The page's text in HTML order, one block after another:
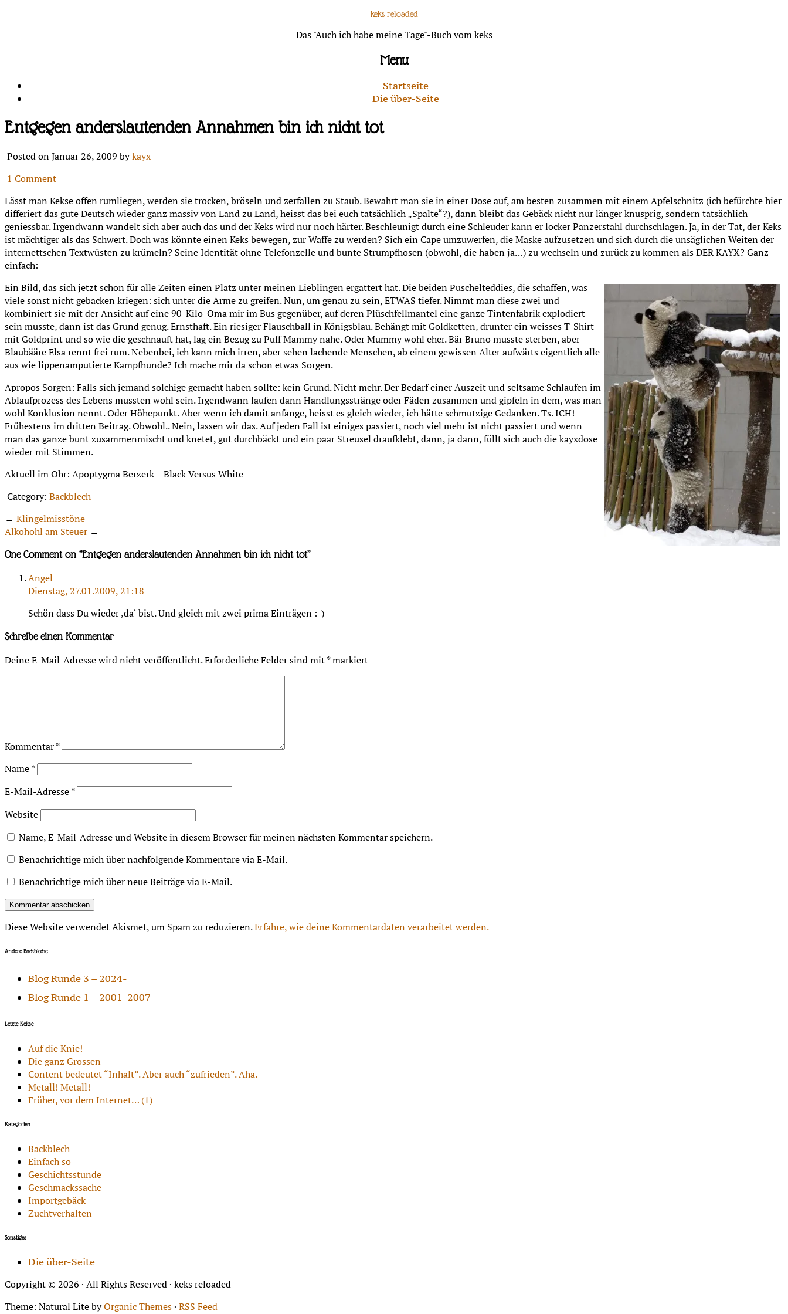
keks reloaded
Das "Auch ich habe meine Tage"-Buch vom keks
Menu
Startseite
Die über-Seite
Entgegen anderslautenden Annahmen bin ich nicht tot
Posted on Januar 26, 2009 bykayx
1 Comment
Lässt man Kekse offen rumliegen, werden sie trocken, bröseln und zerfallen zu Staub. Bewahrt man sie in einer Dose auf, am besten zusammen mit einem Apfelschnitz (ich befürchte hier
differiert das gute Deutsch wieder ganz massiv von Land zu Land, heisst das bei euch tatsächlich „Spalte“?), dann bleibt das Gebäck nicht nur länger knusprig, sondern tatsächlich
geniessbar. Irgendwann wandelt sich aber auch das und der Keks wird nur noch härter. Beschleunigt durch eine Schleuder kann er locker Panzerstahl durchschlagen. Ja, in der Tat, der Keks
ist mächtiger als das Schwert. Doch was könnte einen Keks bewegen, zur Waffe zu werden? Sich ein Cape umzuwerfen, die Maske aufzusetzen und sich durch die unsäglichen Weiten der
internettschen Textwüsten zu krümeln? Seine Identität ohne Telefonzelle und bunte Strumpfhosen (obwohl, die haben ja…) zu wechseln und zurück zu kommen als DER KAYX? Ganz
einfach:
Ein Bild, das sich jetzt schon für alle Zeiten einen Platz unter meinen Lieblingen ergattert hat. Die beiden Puschelteddies, die schaffen, was
viele sonst nicht gebacken kriegen: sich unter die Arme zu greifen. Nun, um genau zu sein, ETWAS tiefer. Nimmt man diese zwei und
kombiniert sie mit der Ansicht auf eine 90-Kilo-Oma mir im Bus gegenüber, auf deren Plüschfellmantel eine ganze Tintenfabrik explodiert
sein musste, dann ist das Grund genug. Ernsthaft. Ein riesiger Flauschball in Königsblau. Behängt mit Goldketten, drunter ein weisses T-Shirt
mit Goldprint und so wie die geschnauft hat, lag ein Bezug zu Puff Mammy nahe. Oder Mummy wohl eher. Bär Bruno musste sterben, aber
Blaubääre Elsa rennt frei rum. Nebenbei, ich kann mich irren, aber sehen lachende Menschen, ab einem gewissen Alter aufwärts eigentlich alle
aus wie lippenamputierte Kampfhunde? Ich mache mir da schon etwas Sorgen.
Apropos Sorgen: Falls sich jemand solchige gemacht haben sollte: kein Grund. Nicht mehr. Der Bedarf einer Auszeit und seltsame Schlaufen im
Ablaufprozess des Lebens mussten wohl sein. Irgendwann laufen dann Handlungsstränge oder Fäden zusammen und gipfeln in dem, was man
wohl Konklusion nennt. Oder Höhepunkt. Aber wenn ich damit anfange, heisst es gleich wieder, ich hätte schmutzige Gedanken. Ts. ICH!
Frühestens im dritten Beitrag. Obwohl.. Nein, lassen wir das. Auf jeden Fall ist einiges passiert, noch viel mehr ist nicht passiert und wenn
man das ganze bunt zusammenmischt und knetet, gut durchbäckt und ein paar Streusel draufklebt, dann, ja dann, füllt sich auch die kayxdose
wieder mit Stimmen.
Aktuell im Ohr: Apoptygma Berzerk – Black Versus White
Category: Backblech
← Klingelmisstöne
Alkohohl am Steuer →
One Comment on “Entgegen anderslautenden Annahmen bin ich nicht tot”
Angel
Dienstag, 27.01.2009, 21:18
Schön dass Du wieder ‚da‘ bist. Und gleich mit zwei prima Einträgen :-)
Schreibe einen Kommentar
Deine E-Mail-Adresse wird nicht veröffentlicht.Erforderliche Felder sind mit*markiert
Kommentar*
Name*
E-Mail-Adresse*
Website
Name, E-Mail-Adresse und Website in diesem Browser für meinen nächsten Kommentar speichern.
Benachrichtige mich über nachfolgende Kommentare via E-Mail.
Benachrichtige mich über neue Beiträge via E-Mail.
Diese Website verwendet Akismet, um Spam zu reduzieren.Erfahre, wie deine Kommentardaten verarbeitet werden.
Andere Backbleche
Blog Runde 3 – 2024-
Blog Runde 1 – 2001-2007
Letzte Kekse
Auf die Knie!
Die ganz Grossen
Content bedeutet “Inhalt”. Aber auch “zufrieden”. Aha.
Metall! Metall!
Früher, vor dem Internet… (1)
Kategorien
Backblech
Einfach so
Geschichtsstunde
Geschmackssache
Importgebäck
Zuchtverhalten
Sonstiges
Die über-Seite
Copyright © 2026 · All Rights Reserved · keks reloaded
Theme: Natural Lite byOrganic Themes · RSS Feed